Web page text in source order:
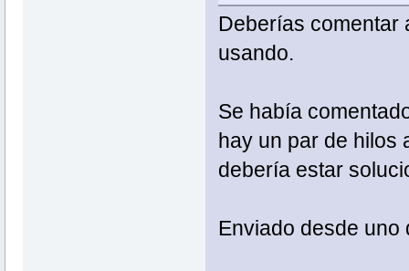
Deberías comentar
usando.
Se había
hay un par de hilos
debería estar
Enviado desde uno